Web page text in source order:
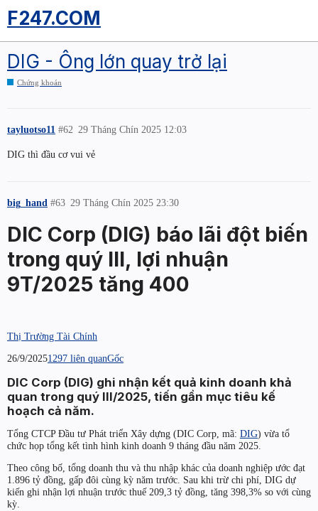
F247.COM
DIG - Ông lớn quay trở lại
Chứng khoán
tayluotso11 29 Tháng Chín 2025 12:03
#62
DIG thì đầu cơ vui vẻ
big_hand 29 Tháng Chín 2025 23:30
#63
DIC Corp (DIG) báo lãi đột biến
trong quý III, lợi nhuận
9T/2025 tăng 400
Thị Trường Tài Chính
26/9/20251297 liên quanGốc
DIC Corp (DIG) ghi nhận kết quả kinh doanh khả
quan trong quý III/2025, tiến gần mục tiêu kế
hoạch cả năm.
Tổng CTCP Đầu tư Phát triển Xây dựng (DIC Corp, mã: DIG) vừa tổ
chức họp tổng kết tình hình kinh doanh 9 tháng đầu năm 2025.
Theo công bố, tổng doanh thu và thu nhập khác của doanh nghiệp ước đạt
1.896 tỷ đồng, gấp đôi cùng kỳ năm trước. Sau khi trừ chi phí, DIG dự
kiến ghi nhận lợi nhuận trước thuế 209,3 tỷ đồng, tăng 398,3% so với cùng
kỳ.